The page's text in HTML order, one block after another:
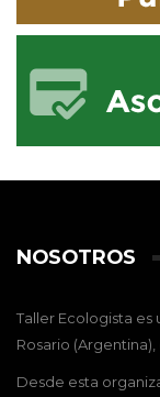
NOSOTROS
Taller Ecologista
Rosario (Argentina),
Desde esta